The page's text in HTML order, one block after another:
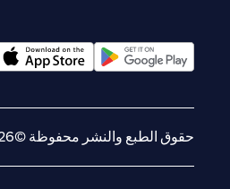
حقوق الطبع والنشر محفوظة ©2026 سيتي جروب انك.